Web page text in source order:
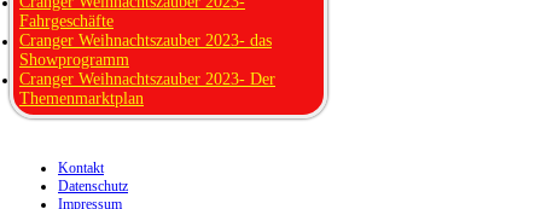
Fahrgeschäfte
Cranger Weihnachtszauber 2023- das
Showprogramm
Cranger Weihnachtszauber 2023- Der
Themenmarktplan
Kontakt
Datenschutz
Impressum